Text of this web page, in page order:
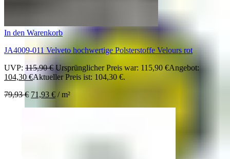
In den Warenkorb
JA4009-011 Velveto hochwertige Polsterstoffe Velours rot
UVP: 115,90€ Ursprünglicher Preis war: 115,90 €Angebot:
104,30 €Aktueller Preis ist: 104,30 €.
79,93€ 71,93 € /m²